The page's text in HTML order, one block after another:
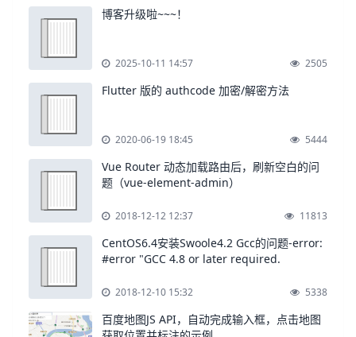
博客升级啦~~~！
2025-10-11 14:57 2505
Flutter 版的 authcode 加密/解密方法
2020-06-19 18:45 5444
Vue Router 动态加载路由后，刷新空白的问
题（vue-element-admin）
2018-12-12 12:37 11813
CentOS6.4安装Swoole4.2 Gcc的问题-error:
#error "GCC 4.8 or later required.
2018-12-10 15:32 5338
百度地图JS API，自动完成输入框，点击地图